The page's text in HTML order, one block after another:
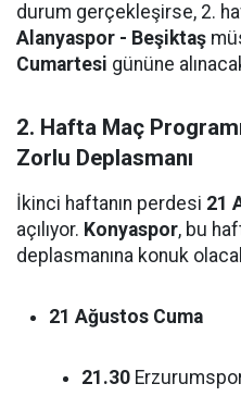
durum gerçekleşirse, 2.
Alanyaspor - Beşiktaş
Cumartesi gününe
2. Hafta Maç
Zorlu Deplasmanı
İkinci haftanın perdesi 21
açılıyor. Konyaspor, bu
deplasmanına konuk
21 Ağustos Cuma
21.30